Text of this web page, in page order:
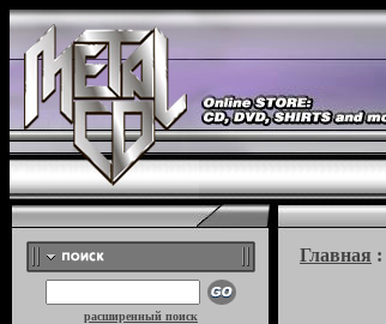
расширенный поиск
Главная :